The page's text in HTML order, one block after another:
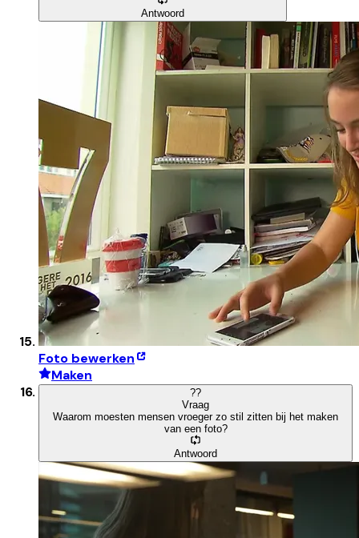
Antwoord
Foto bewerken
Maken
??
Vraag
Waarom moesten mensen vroeger zo stil zitten bij het maken
van een foto?
Antwoord